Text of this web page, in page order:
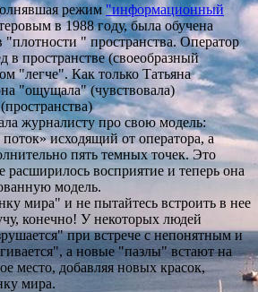
режим "информационный
в 1988 году, была обучена
"плотности " пространства. Оператор
в пространстве (своеобразный
"легче". Как только Татьяна
"ощущала" (чувствовала)
журналисту про свою модель:
исходящий от оператора, а
пять темных точек. Это
расширилось восприятие и теперь она
модель.
мира" и не пытайтесь встроить в нее
конечно! У некоторых людей
при встрече с непонятным и
а новые "пазлы" встают на
место, добавляя новых красок,
мира.